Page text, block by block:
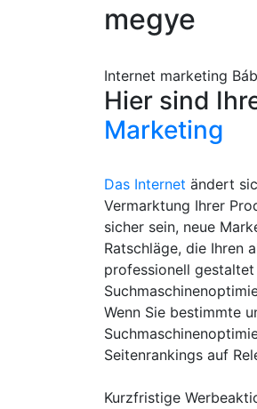
megye
Internet marketing
Hier sind
Marketing
Das Internet ändert
Vermarktung Ihrer
sicher sein, neue
Ratschläge, die Ihren
professionell gestaltet
Wenn Sie bestimmte
Seitenrankings auf
Kurzfristige